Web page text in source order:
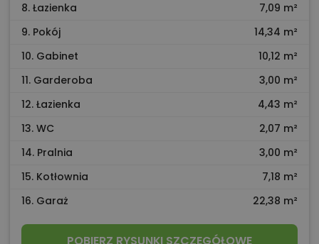
8. Łazienka
7,09 m²
9. Pokój
14,34 m²
10. Gabinet
10,12 m²
11. Garderoba
3,00 m²
12. Łazienka
4,43 m²
13. WC
2,07 m²
14. Pralnia
3,00 m²
15. Kotłownia
7,18 m²
16. Garaż
22,38 m²